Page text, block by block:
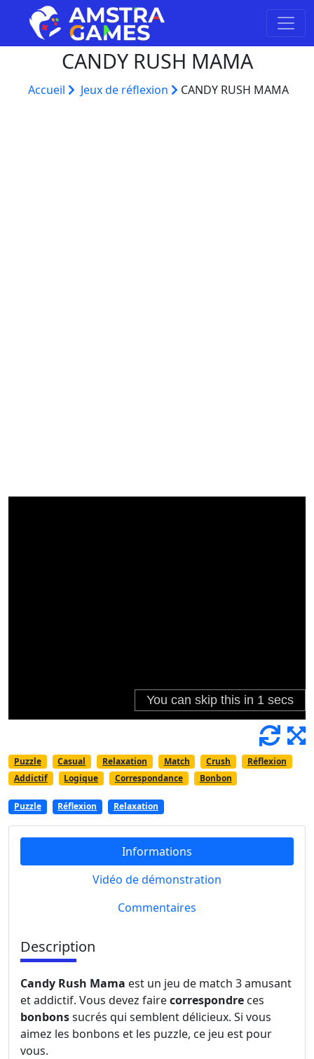
CANDY RUSH MAMA
Accueil Jeux de réflexion CANDY RUSH MAMA
Puzzle Casual Relaxation Match Crush
Réflexion
Addictif
Logique Correspondance Bonbon
Puzzle Réflexion Relaxation
Informations
Vidéo de démonstration
Commentaires
Description
Candy Rush Mama est un jeu de match 3 amusant
et addictif. Vous devez fairecorrespondre ces
bonbonssucrés qui semblent délicieux. Si vous
aimez les bonbons et les puzzle, ce jeu est pour
vous.